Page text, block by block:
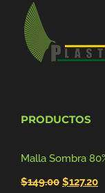
PRODUCTOS
Malla Sombra
$149.00 El
$127.20El